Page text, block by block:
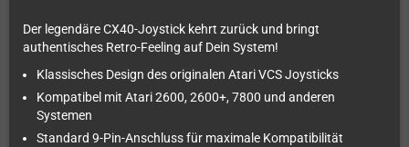
Der legendäre CX40-Joystick kehrt zurück und bringt
authentisches Retro-Feeling auf Dein System!
Klassisches Design des originalen Atari VCS Joysticks
Kompatibel mit Atari 2600, 2600+, 7800 und anderen
Systemen
Standard 9-Pin-Anschluss für maximale Kompatibilität